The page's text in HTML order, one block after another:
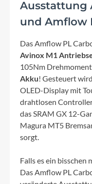
Ausstattung
und Amflow
Das Amflow PL
Avinox M1
105Nm
Akku! Gesteuert
OLED-Display mit
drahtlosen
das SRAM GX 12-
Magura MT5
sorgt.
Falls es ein bisschen
Das Amflow PL